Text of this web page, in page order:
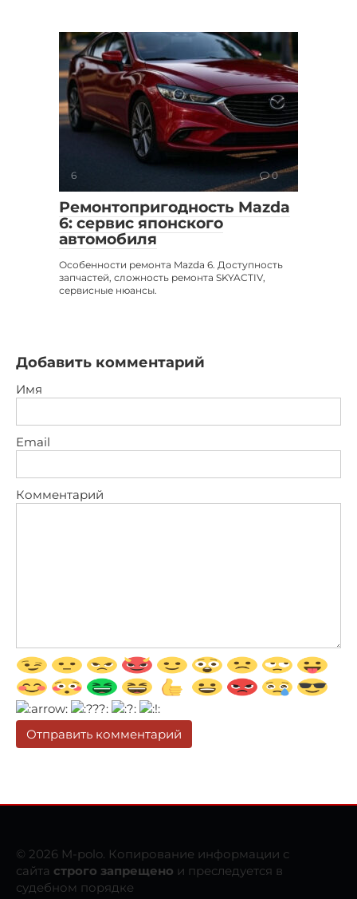
6 0
Ремонтопригодность Mazda
6: сервис японского
автомобиля
Особенности ремонта Mazda 6. Доступность
запчастей, сложность ремонта SKYACTIV,
сервисные нюансы.
Добавить комментарий
Имя
Email
Комментарий
© 2026 M-polo. Копирование информации с
сайта строго запрещено и преследуется в
судебном порядке